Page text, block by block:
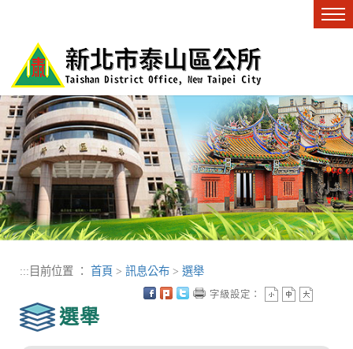
::: 目前位置 ： 首頁 > 訊息公布 > 選舉
選舉
字級設定：